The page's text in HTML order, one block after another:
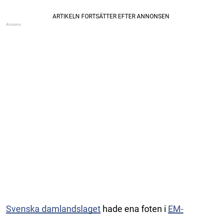
Svenska damlandslaget hade ena foten i EM-